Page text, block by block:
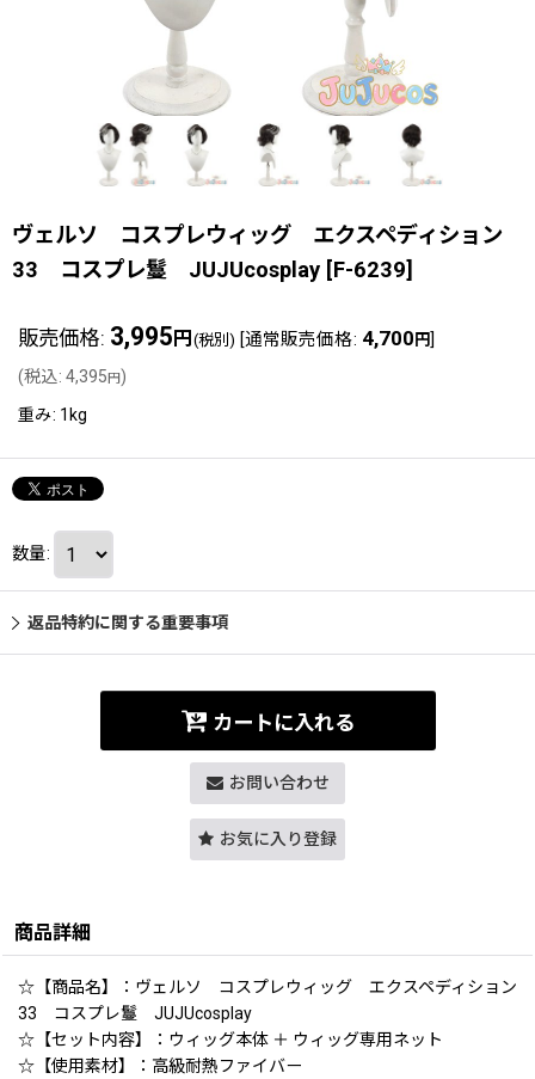
ヴェルソ コスプレウィッグ エクスペディション
33 コスプレ鬘 JUJUcosplay [F-6239]
販売価格: 3,995 円 (税別) [通常販売価格: 4,700 円]
(税込: 4,395円)
重み: 1kg
数量:
返品特約に関する重要事項
カートに入れる
お問い合わせ
お気に入り登録
商品詳細
☆【商品名】：ヴェルソ コスプレウィッグ エクスペディション
33 コスプレ鬘 JUJUcosplay
☆【セット内容】：ウィッグ本体 ＋ ウィッグ専用ネット
☆【使用素材】：高級耐熱ファイバー